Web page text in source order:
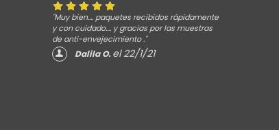
"Muy bien.... paquetes recibidos rápidamente
y con cuidado.... y gracias por las muestras
de anti-envejecimiento ."
Dalila O. el 22/1/21